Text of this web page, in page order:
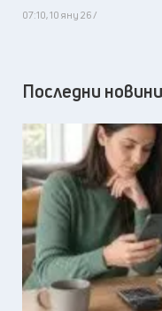
07:10, 10 яну 26 /
Последни новини